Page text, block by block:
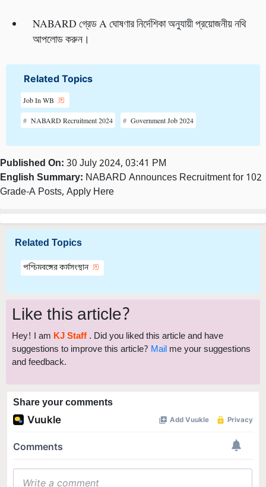
NABARD গ্রেড A ঘোষণার নির্দেশিকা অনুযায়ী প্রয়োজনীয় নথি
আপলোড করুন।
Related Topics
Job In WB
NABARD Recruitment 2024 Government Job 2024
Published On: 30 July 2024, 03:41 PM
English Summary: NABARD Announces Recruitment for 102
Grade-A Posts, Apply Here
Related Topics
পশ্চিমবঙ্গের কর্মসংস্থান
Like this article?
Hey! I am KJ Staff . Did you liked this article and have
suggestions to improve this article? Mail me your suggestions
and feedback.
Share your comments